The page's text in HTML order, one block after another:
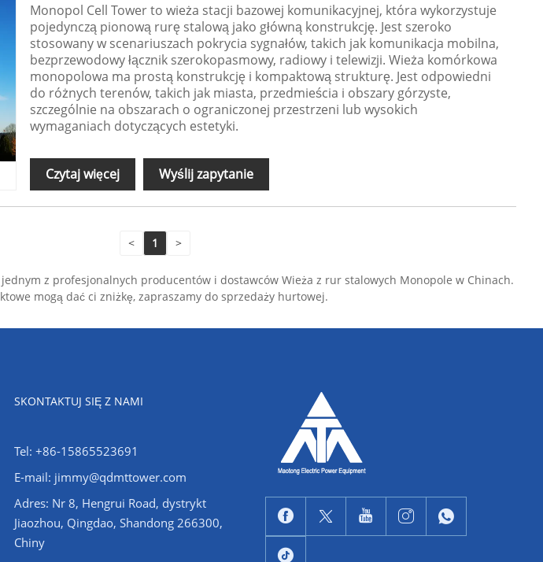
Monopol Cell Tower to wieża stacji bazowej komunikacyjnej, która wykorzystuje
pojedynczą pionową rurę stalową jako główną konstrukcję. Jest szeroko
stosowany w scenariuszach pokrycia sygnałów, takich jak komunikacja mobilna,
bezprzewodowy łącznik szerokopasmowy, radiowy i telewizji. Wieża komórkowa
monopolowa ma prostą konstrukcję i kompaktową strukturę. Jest odpowiedni
do różnych terenów, takich jak miasta, przedmieścia i obszary górzyste,
szczególnie na obszarach o ograniczonej przestrzeni lub wysokich
wymaganiach dotyczących estetyki.
Czytaj więcej Wyślij zapytanie
< 1 >
z profesjonalnych producentów i dostawców Wieża z rur stalowych Monopole w Chinach.
mogą dać ci zniżkę, zapraszamy do sprzedaży hurtowej.
SKONTAKTUJ SIĘ Z NAMI
Tel: +86-15865523691
E-mail: jimmy@qdmttower.com
Adres: Nr 8, Hengrui Road, dystrykt
Jiaozhou, Qingdao, Shandong 266300,
Chiny